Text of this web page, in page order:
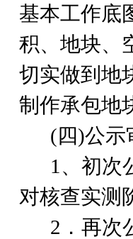
基本工作底
积、地块、
切实做到地
制作承包地
(四)公示
1 、初次
对核查实测
2 ．再